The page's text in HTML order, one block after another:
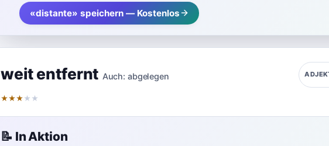
«distante» speichern — Kostenlos
weit entfernt Auch: abgelegen
★★★ ★ ★
📝 In Aktion